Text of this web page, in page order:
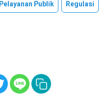
Publik Regulasi